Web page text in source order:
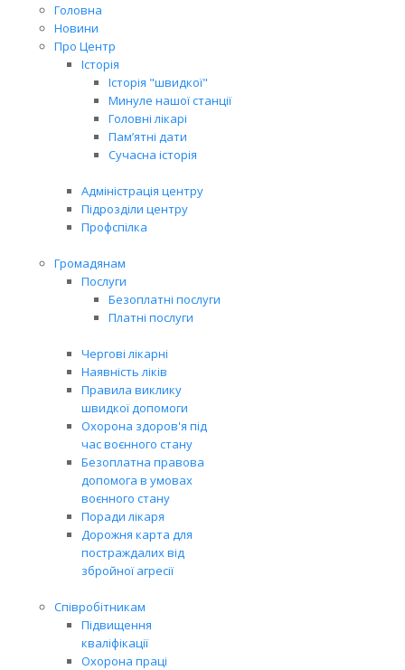
Головна
Новини
Про Центр
Історія
Історія "швидкої"
Минуле нашої станції
Головні лікарі
Пам’ятні дати
Сучасна історія
Адміністрація центру
Підрозділи центру
Профспілка
Громадянам
Послуги
Безоплатні послуги
Платні послуги
Чергові лікарні
Наявність ліків
Правила виклику
швидкої допомоги
Охорона здоров'я під
час воєнного стану
Безоплатна правова
допомога в умовах
воєнного стану
Поради лікаря
Дорожня карта для
постраждалих від
збройної агресії
Співробітникам
Підвищення
кваліфікації
Охорона праці